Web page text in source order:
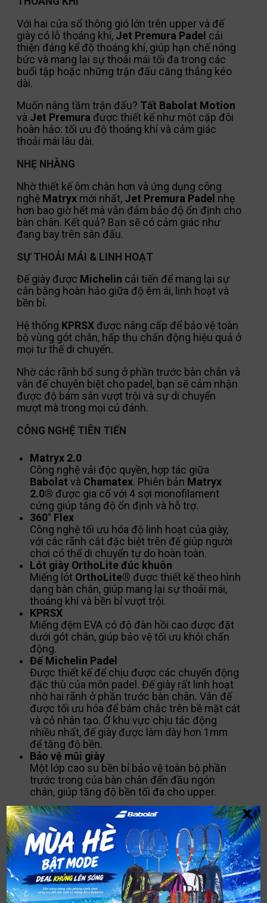
Với hai cửa sổ thông gió lớn trên upper và đế
giày có lỗ thoáng khí, Jet Premura Padel cải
thiện đáng kể độ thoáng khí, giúp hạn chế nóng
bức và mang lại sự thoải mái tối đa trong các
buổi tập hoặc những trận đấu căng thẳng kéo
dài.
Muốn nâng tầm trận đấu? Tất Babolat Motion
và Jet Premura được thiết kế như một cặp đôi
hoàn hảo: tối ưu độ thoáng khí và cảm giác
thoải mái lâu dài.
NHẸ NHÀNG
Nhờ thiết kế ôm chân hơn và ứng dụng công
nghệ Matryxmới nhất, Jet Premura Padel nhẹ
hơn bao giờ hết mà vẫn đảm bảo độ ổn định cho
bàn chân. Kết quả? Bạn sẽ có cảm giác như
đang bay trên sân đấu.
SỰ THOẢI MÁI & LINH HOẠT
Đế giày được Michelin cải tiến để mang lại sự
cân bằng hoàn hảo giữa độ êm ái, linh hoạt và
bền bỉ.
Hệ thống KPRSXđược nâng cấp để bảo vệ toàn
bộ vùng gót chân, hấp thụ chấn động hiệu quả ở
mọi tư thế di chuyển.
Nhờ các rãnh bổ sung ở phần trước bàn chân và
vân đế chuyên biệt cho padel, bạn sẽ cảm nhận
được độ bám sân vượt trội và sự di chuyển
mượt mà trong mọi cú đánh.
CÔNG NGHỆ TIÊN TIẾN
Matryx 2.0
Công nghệ vải độc quyền, hợp tác giữa
Babolat và Chamatex. Phiên bản Matryx
2.0® được gia cố với 4 sợi monofilament
cứng giúp tăng độ ổn định và hỗ trợ.
360° Flex
Công nghệ tối ưu hóa độ linh hoạt của giày,
với các rãnh cắt đặc biệt trên đế giúp người
chơi có thể di chuyển tự do hoàn toàn.
Lót giày OrthoLite đúc khuôn
Miếng lót OrthoLite® được thiết kế theo hình
dạng bàn chân, giúp mang lại sự thoải mái,
thoáng khí và bền bỉ vượt trội.
KPRSX
Miếng đệm EVA có độ đàn hồi cao được đặt
dưới gót chân, giúp bảo vệ tối ưu khỏi chấn
động.
Đế Michelin Padel
Được thiết kế để chịu được các chuyển động
đặc thù của môn padel. Đế giày rất linh hoạt
nhờ hai rãnh ở phần trước bàn chân. Vân đế
được tối ưu hóa để bám chắc trên bề mặt cát
và cỏ nhân tạo. Ở khu vực chịu tác động
nhiều nhất, đế giày được làm dày hơn 1mm
để tăng độ bền.
Bảo vệ mũi giày
Một lớp cao su bền bỉ bảo vệ toàn bộ phần
trước trong của bàn chân đến đầu ngón
chân, giúp tăng độ bền tối đa cho upper.
MÔ TẢ
x